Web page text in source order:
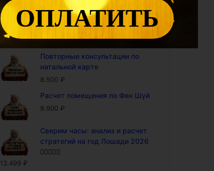
Калькулятор БаЦзы:
включенность карты в 9-ый
период (доступ на год)
5.000₽
Повторные консультации по
натальной карте
8.500 ₽
Расчет помещения по Фен Шуй
9.900 ₽
Сверим часы: анализ и расчет
стратегий на год Лошади 2026
13.499 ₽
ОПЛАТИТЬ